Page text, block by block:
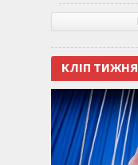
КЛІП ТИЖНЯ